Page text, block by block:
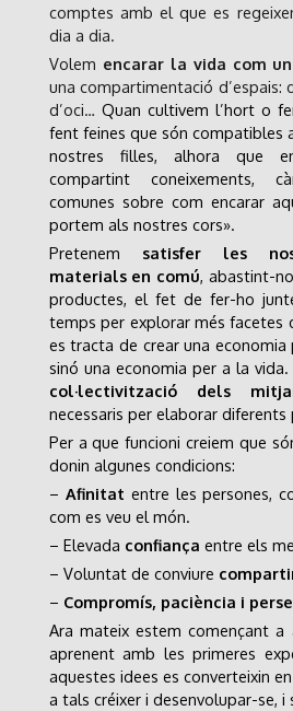
comptes amb el que es
dia a dia.
Volem encarar la vida com
una compartimentació d’espais:
d’oci… Quan cultivem l’hort o
fent feines que són compatibles
nostres filles, alhora que
compartint coneixements,
comunes sobre com encarar
portem als nostres cors».
Pretenem satisfer les
materials en comú, abastint-
productes, el fet de fer-ho
temps per explorar més facetes
es tracta de crear una economia
sinó una economia per a la
col·lectivització dels
necessaris per elaborar diferents
Per a que funcioni creiem que
donin algunes condicions:
– Afinitat entre les persones,
com es veu el món.
– Elevada confiança entre els
– Voluntat de conviure
– Compromís, paciència i
Ara mateix estem començant a
aprenent amb les primeres
aquestes idees es converteixin
a tals créixer i desenvolupar-se, i